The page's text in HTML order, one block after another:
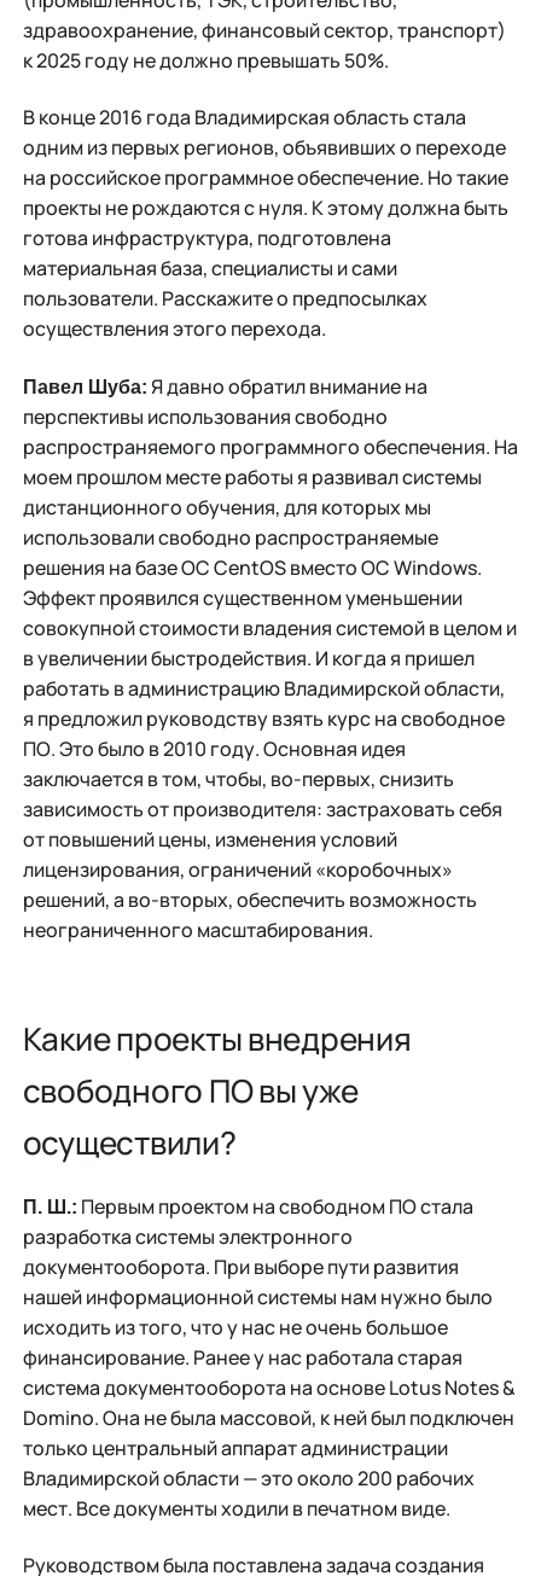
здравоохранение, финансовый сектор, транспорт)
к 2025 году не должно превышать 50%.
В конце 2016 года Владимирская область стала
одним из первых регионов, объявивших о переходе
на российское программное обеспечение. Но такие
проекты не рождаются с нуля. К этому должна быть
готова инфраструктура, подготовлена
материальная база, специалисты и сами
пользователи. Расскажите о предпосылках
осуществления этого перехода.
Павел Шуба: Я давно обратил внимание на
перспективы использования свободно
распространяемого программного обеспечения. На
моем прошлом месте работы я развивал системы
дистанционного обучения, для которых мы
использовали свободно распространяемые
решения на базе ОС CentOS вместо ОС Windows.
Эффект проявился существенном уменьшении
совокупной стоимости владения системой в целом и
в увеличении быстродействия. И когда я пришел
работать в администрацию Владимирской области,
я предложил руководству взять курс на свободное
ПО. Это было в 2010 году. Основная идея
заключается в том, чтобы, во-первых, снизить
зависимость от производителя: застраховать себя
от повышений цены, изменения условий
лицензирования, ограничений «коробочных»
решений, а во-вторых, обеспечить возможность
неограниченного масштабирования.
Какие проекты внедрения
свободного ПО вы уже
осуществили?
П. Ш.: Первым проектом на свободном ПО стала
разработка системы электронного
документооборота. При выборе пути развития
нашей информационной системы нам нужно было
исходить из того, что у нас не очень большое
финансирование. Ранее у нас работала старая
система документооборота на основе Lotus Notes &
Domino. Она не была массовой, к ней был подключен
только центральный аппарат администрации
Владимирской области — это около 200 рабочих
мест. Все документы ходили в печатном виде.
Руководством была поставлена задача создания